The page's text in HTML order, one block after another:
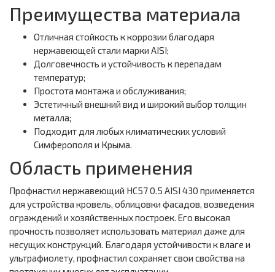
Преимущества материала
Отличная стойкость к коррозии благодаря
нержавеющей стали марки AISI;
Долговечность и устойчивость к перепадам
температур;
Простота монтажа и обслуживания;
Эстетичный внешний вид и широкий выбор толщин
металла;
Подходит для любых климатических условий
Симферополя и Крыма.
Область применения
Профнастил нержавеющий НС57 0.5 AISI 430 применяется
для устройства кровель, облицовки фасадов, возведения
ограждений и хозяйственных построек. Его высокая
прочность позволяет использовать материал даже для
несущих конструкций. Благодаря устойчивости к влаге и
ультрафиолету, профнастил сохраняет свои свойства на